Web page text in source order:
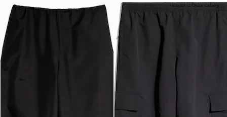
وصلت منتجات جديدة